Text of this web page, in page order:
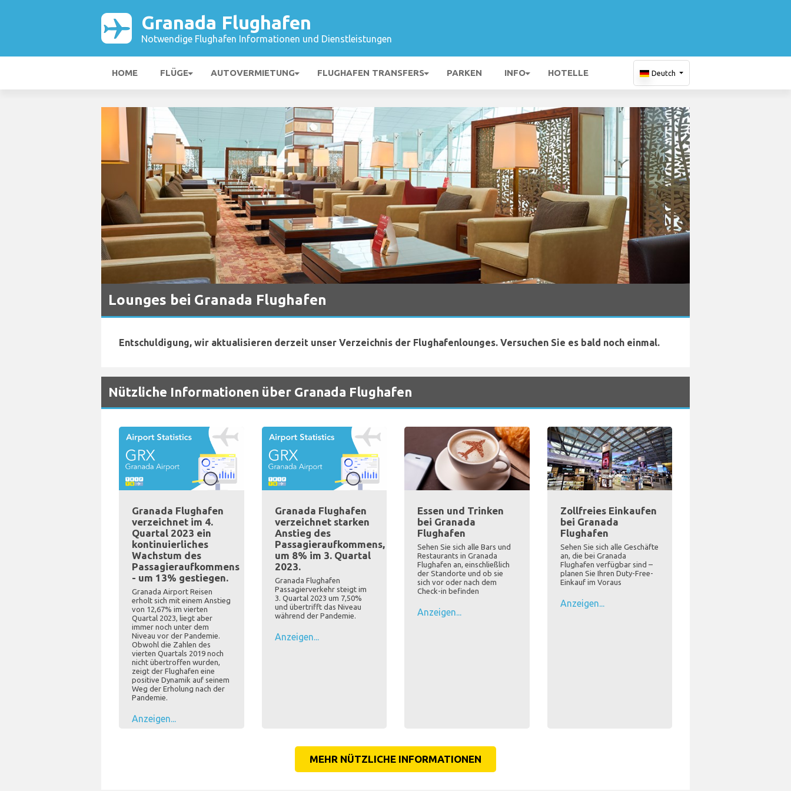
Granada Flughafen
Notwendige Flughafen Informationen und Dienstleistungen
HOME FLÜGE AUTOVERMIETUNG FLUGHAFEN TRANSFERS PARKEN INFO HOTELLE Deutch
Lounges bei Granada Flughafen
Entschuldigung, wir aktualisieren derzeit unser Verzeichnis der Flughafenlounges. Versuchen Sie es bald noch einmal.
Nützliche Informationen über Granada Flughafen
Granada Flughafen
verzeichnet im 4.
Quartal 2023 ein
kontinuierliches
Wachstum des
Passagieraufkommens
- um 13% gestiegen.
Granada Airport Reisen
erholt sich mit einem Anstieg
von 12,67% im vierten
Quartal 2023, liegt aber
immer noch unter dem
Niveau vor der Pandemie.
Obwohl die Zahlen des
vierten Quartals 2019 noch
nicht übertroffen wurden,
zeigt der Flughafen eine
positive Dynamik auf seinem
Weg der Erholung nach der
Pandemie.
Anzeigen...
Granada Flughafen
verzeichnet starken
Anstieg des
Passagieraufkommens,
um 8% im 3. Quartal
2023.
Granada Flughafen
Passagierverkehr steigt im
3. Quartal 2023 um 7,50%
und übertrifft das Niveau
während der Pandemie.
Anzeigen...
Essen und Trinken
bei Granada
Flughafen
Sehen Sie sich alle Bars und
Restaurants in Granada
Flughafen an, einschließlich
der Standorte und ob sie
sich vor oder nach dem
Check-in befinden
Anzeigen...
Zollfreies Einkaufen
bei Granada
Flughafen
Sehen Sie sich alle Geschäfte
an, die bei Granada
Flughafen verfügbar sind –
planen Sie Ihren Duty-Free-
Einkauf im Voraus
Anzeigen...
MEHR NÜTZLICHE INFORMATIONEN